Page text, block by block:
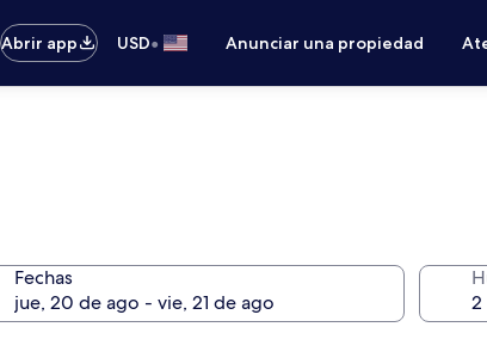
Abrir app
USD• Anunciar una propiedad
Fechas